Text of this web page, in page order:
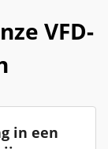
VFD-
in een